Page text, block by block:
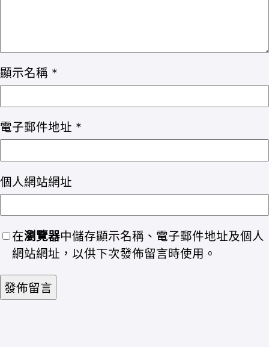
顯示名稱 *
電子郵件地址 *
個人網站網址
在瀏覽器中儲存顯示名稱、電子郵件地址及個人
網站網址，以供下次發佈留言時使用。